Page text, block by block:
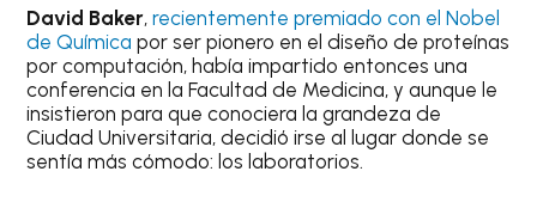
David Baker,recientemente premiado con el Nobel
de Químicapor ser pionero en el diseño de proteínas
por computación, había impartido entonces una
conferencia en la Facultad de Medicina, y aunque le
insistieron para que conociera la grandeza de
Ciudad Universitaria, decidió irse al lugar donde se
sentía más cómodo: los laboratorios.